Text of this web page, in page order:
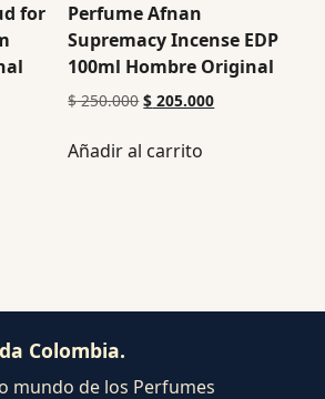
for
Perfume Afnan
Supremacy Incense EDP
100ml Hombre Original
$250.000 $ 205.000
Añadir al carrito
Colombia.
mundo de los Perfumes